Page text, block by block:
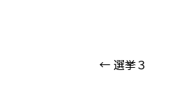
← 選挙３